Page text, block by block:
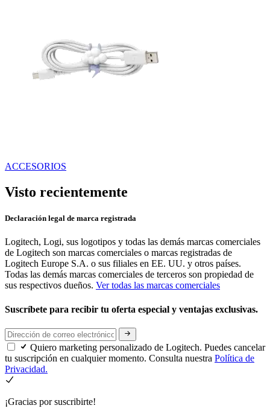
ACCESORIOS
Visto recientemente
Declaración legal de marca registrada
Logitech, Logi, sus logotipos y todas las demás marcas comerciales
de Logitech son marcas comerciales o marcas registradas de
Logitech Europe S.A. o sus filiales en EE. UU. y otros países.
Todas las demás marcas comerciales de terceros son propiedad de
sus respectivos dueños. Ver todas las marcas comerciales
Suscríbete para recibir tu oferta especial y ventajas exclusivas.
Quiero marketing personalizado de Logitech. Puedes cancelar
tu suscripción en cualquier momento. Consulta nuestra Política de
Privacidad.
¡Gracias por suscribirte!